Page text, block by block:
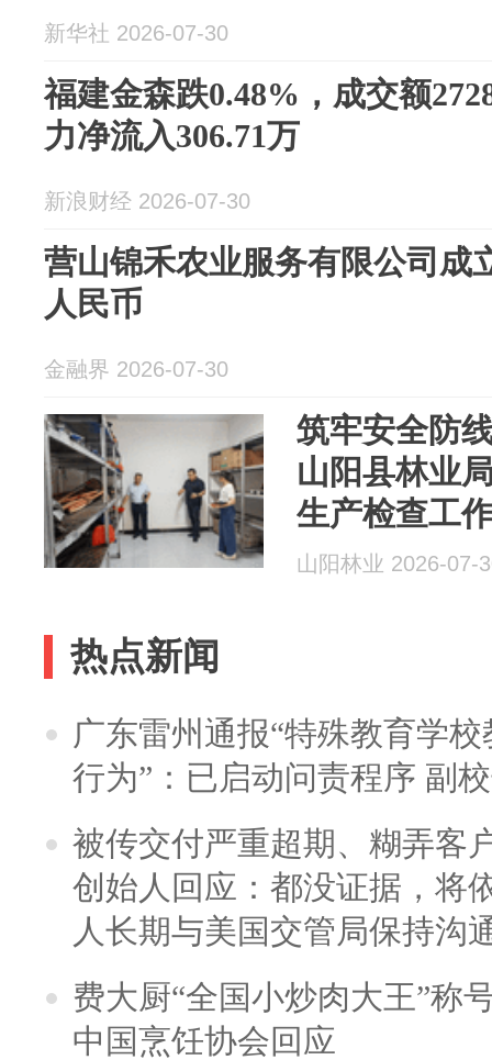
新华社 2026-07-30
福建金森跌0.48%，成交额
力净流入306.71万
新浪财经 2026-07-30
营山锦禾农业服务有限公司成
人民币
金融界 2026-07-30
筑牢安全防
山阳县林业
生产检查工
山阳林业 2026-07-
热点新闻
广东雷州通报“特殊教育学
行为”：已启动问责程序 副
被传交付严重超期、糊弄客
创始人回应：都没证据，将
人长期与美国交管局保持沟
费大厨“全国小炒肉大王”称
中国烹饪协会回应